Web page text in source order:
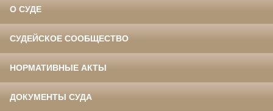
О СУДЕ
СУДЕЙСКОЕ СООБЩЕСТВО
НОРМАТИВНЫЕ АКТЫ
ДОКУМЕНТЫ СУДА